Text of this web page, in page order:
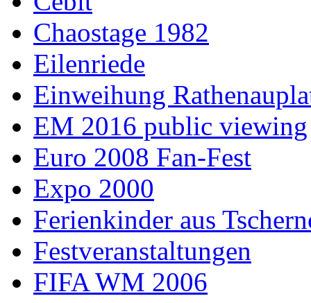
Chaostage 1982
Eilenriede
Einweihung
EM 2016 public viewing
Euro 2008 Fan-Fest
Expo 2000
Ferienkinder aus
Festveranstaltungen
FIFA WM 2006